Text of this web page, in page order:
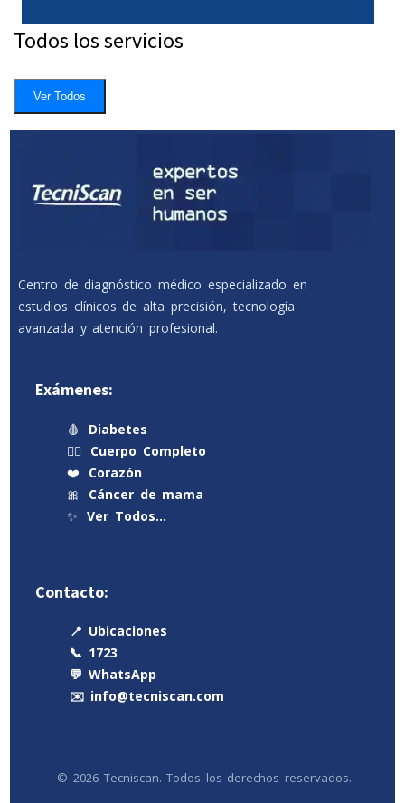
Todos los servicios
Ver Todos
Centro de diagnóstico médico especializado en
estudios clínicos de alta precisión, tecnología
avanzada y atención profesional.
Exámenes:
🩸
Diabetes
🧍‍♂️
Cuerpo Completo
❤️
Corazón
🎀
Cáncer de mama
✨ Ver Todos…
Contacto:
📍 Ubicaciones
📞 1723
💬 WhatsApp
✉️ info@tecniscan.com
© 2026 Tecniscan. Todos los derechos reservados.